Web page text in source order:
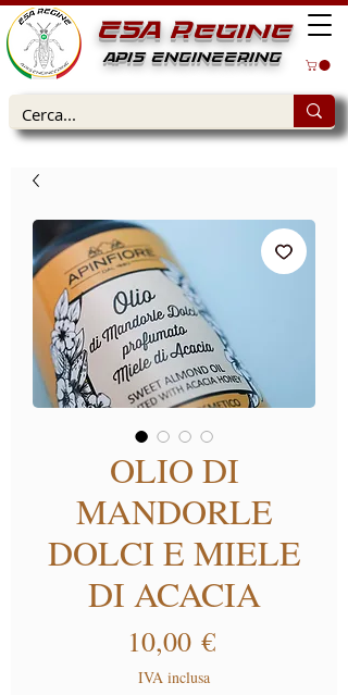
ESA Regine
APIS ENGINEERING
OLIO DI
MANDORLE
DOLCI E MIELE
DI ACACIA
10,00 €Prezzo
IVA inclusa